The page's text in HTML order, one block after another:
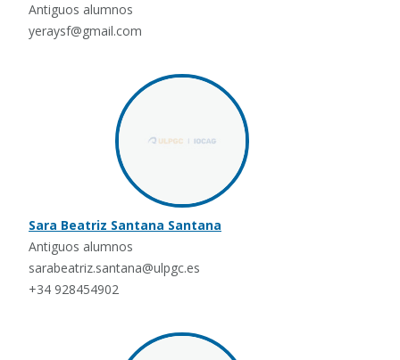
Antiguos alumnos
yeraysf@gmail.com
Sara Beatriz Santana Santana
Antiguos alumnos
sarabeatriz.santana@ulpgc.es
+34 928454902